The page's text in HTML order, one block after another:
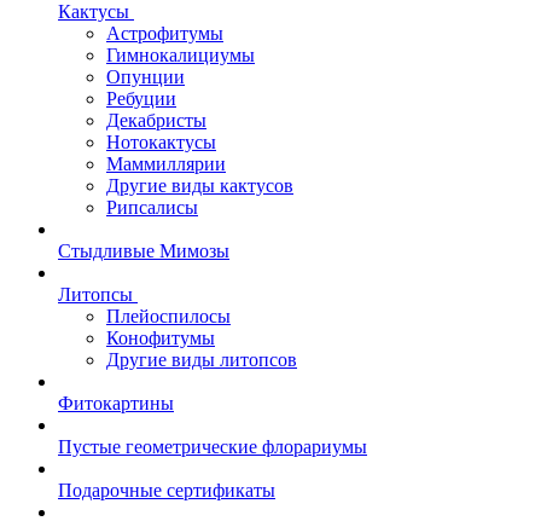
Кактусы
Астрофитумы
Гимнокалициумы
Опунции
Ребуции
Декабристы
Нотокактусы
Маммиллярии
Другие виды кактусов
Рипсалисы
Стыдливые Мимозы
Литопсы
Плейоспилосы
Конофитумы
Другие виды литопсов
Фитокартины
Пустые геометрические флорариумы
Подарочные сертификаты